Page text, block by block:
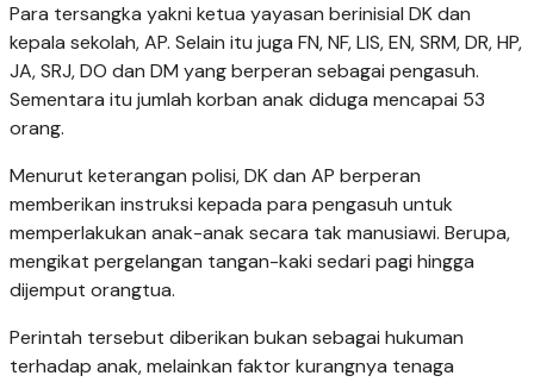
Para tersangka yakni ketua yayasan berinisial DK dan
kepala sekolah, AP. Selain itu juga FN, NF, LIS, EN, SRM, DR, HP,
JA, SRJ, DO dan DM yang berperan sebagai pengasuh.
Sementara itu jumlah korban anak diduga mencapai 53
orang.
Menurut keterangan polisi, DK dan AP berperan
memberikan instruksi kepada para pengasuh untuk
memperlakukan anak-anak secara tak manusiawi. Berupa,
mengikat pergelangan tangan-kaki sedari pagi hingga
dijemput orangtua.
Perintah tersebut diberikan bukan sebagai hukuman
terhadap anak, melainkan faktor kurangnya tenaga